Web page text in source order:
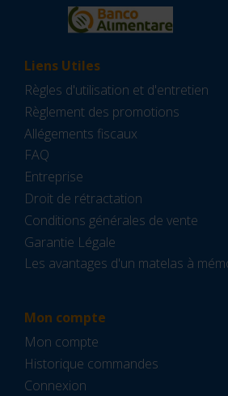
Liens Utiles
Règles d'utilisation et d'entretien
Règlement des promotions
Allégements fiscaux
FAQ
Entreprise
Droit de rétractation
Conditions générales de vente
Garantie Légale
Les avantages d'un matelas à
Mon compte
Mon compte
Historique commandes
Connexion